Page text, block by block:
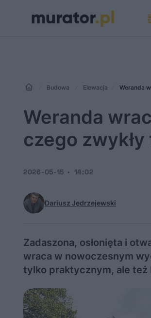
Budowa Elewacja Weranda
Weranda
czego
Dariusz Jędrzejewski
2026-05-15 14:02
Zadaszona, osłonięta i
wraca w nowoczesnym
tylko praktycznym, ale też